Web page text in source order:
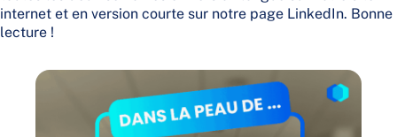
internet et en version courte sur notre page LinkedIn. Bonne
lecture !